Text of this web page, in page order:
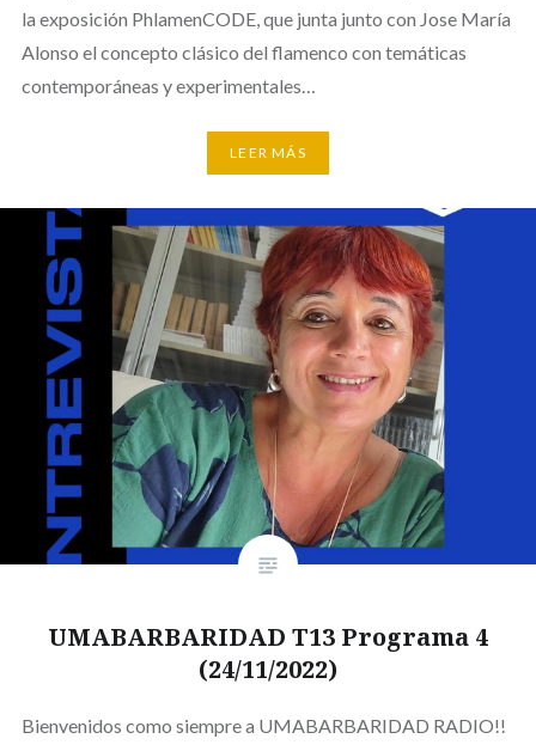
la exposición PhlamenCODE, que junta junto con Jose María
Alonso el concepto clásico del flamenco con temáticas
contemporáneas y experimentales…
LEER MÁS
UMABARBARIDAD T13 Programa 4
(24/11/2022)
Bienvenidos como siempre a UMABARBARIDAD RADIO!!